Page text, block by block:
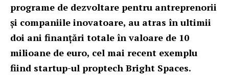
programe de dezvoltare pentru antreprenorii
și companiile inovatoare, au atras în ultimii
doi ani finanțări totale în valoare de 10
milioane de euro, cel mai recent exemplu
fiind startup-ul proptech Bright Spaces.